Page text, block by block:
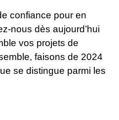
confiance pour en
nous dès aujourd’hui
vos projets de
faisons de 2024
se distingue parmi les